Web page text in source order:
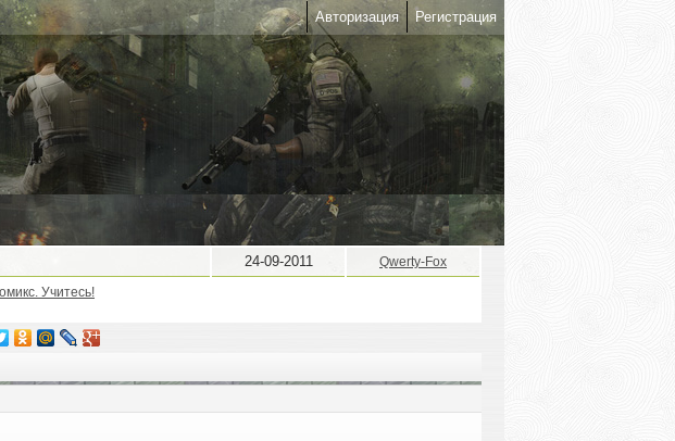
Авторизация Регистрация
24-09-2011 Qwerty-Fox